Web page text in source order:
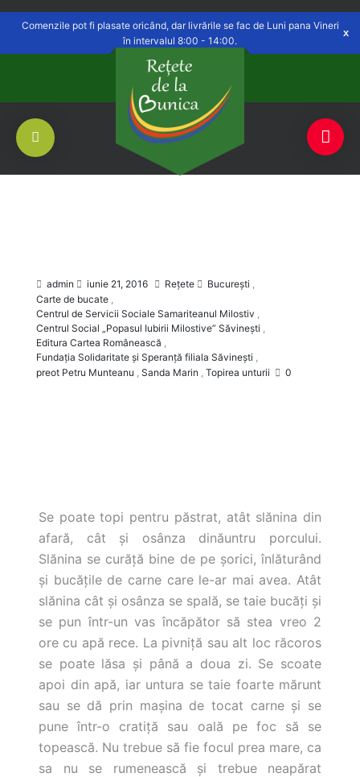
Delivery toSăvinești, NT Switch Open
Comenzile pot fi plasate oricând, dar livrările se fac de Luni pana Vineri
în intervalul 8:00 - 14:00.
admin iunie 21, 2016 Rețete Bucureşti ,
Carte de bucate ,
Centrul de Servicii Sociale Samariteanul Milostiv ,
Centrul Social „Popasul Iubirii Milostive” Săvineşti ,
Editura Cartea Românească ,
Fundaţia Solidaritate şi Speranţă filiala Săvineşti ,
preot Petru Munteanu , Sanda Marin , Topirea unturii 0
Se poate topi pentru păstrat, atât slănina din
afară, cât şi osânza dinăuntru porcului.
Slănina se curăţă bine de pe şorici, înlăturând
şi bucăţile de carne care le-ar mai avea. Atât
slănina cât şi osânza se spală, se taie bucăţi şi
se pun într-un vas încăpător să stea vreo 2
ore cu apă rece. La pivniţă sau alt loc răcoros
se poate lăsa şi până a doua zi. Se scoate
apoi din apă, iar untura se taie foarte mărunt
sau se dă prin maşina de tocat carne şi se
pune într-o cratiţă sau oală pe foc să se
topească. Nu trebue să fie focul prea mare, ca
sa nu se rumenească şi trebue neapărat